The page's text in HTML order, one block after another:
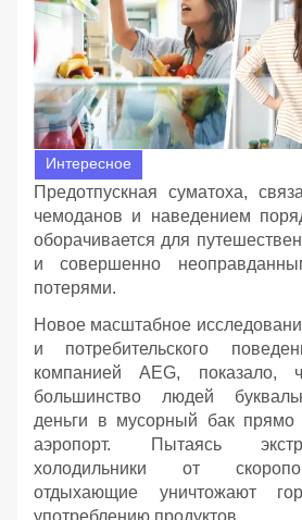
Интересное
Предотпускная суматоха,
чемоданов и наведением
оборачивается для
и совершенно
потерями.
Новое масштабное
и потребительского
компанией AEG, показало,
большинство людей
деньги в мусорный бак
аэропорт. Пытаясь
холодильники от
отдыхающие уничтожают